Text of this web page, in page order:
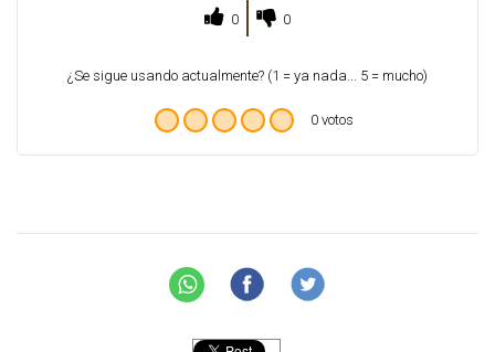
0
0
¿Se sigue usando actualmente? (1 = ya nada... 5 = mucho)
0 votos